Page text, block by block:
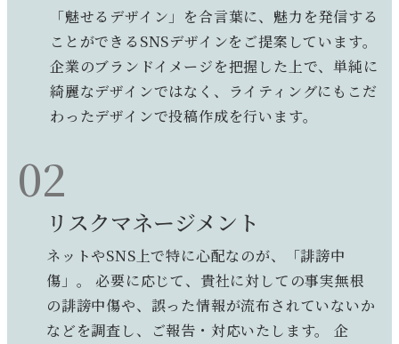
「魅せるデザイン」を合言葉に、魅力を発信する
ことができるSNSデザインをご提案しています。
企業のブランドイメージを把握した上で、単純に
綺麗なデザインではなく、ライティングにもこだ
わったデザインで投稿作成を行います。
02
リスクマネージメント
ネットやSNS上で特に心配なのが、「誹謗中
傷」。 必要に応じて、貴社に対しての事実無根
の誹謗中傷や、誤った情報が流布されていないか
などを調査し、ご報告・対応いたします。 企